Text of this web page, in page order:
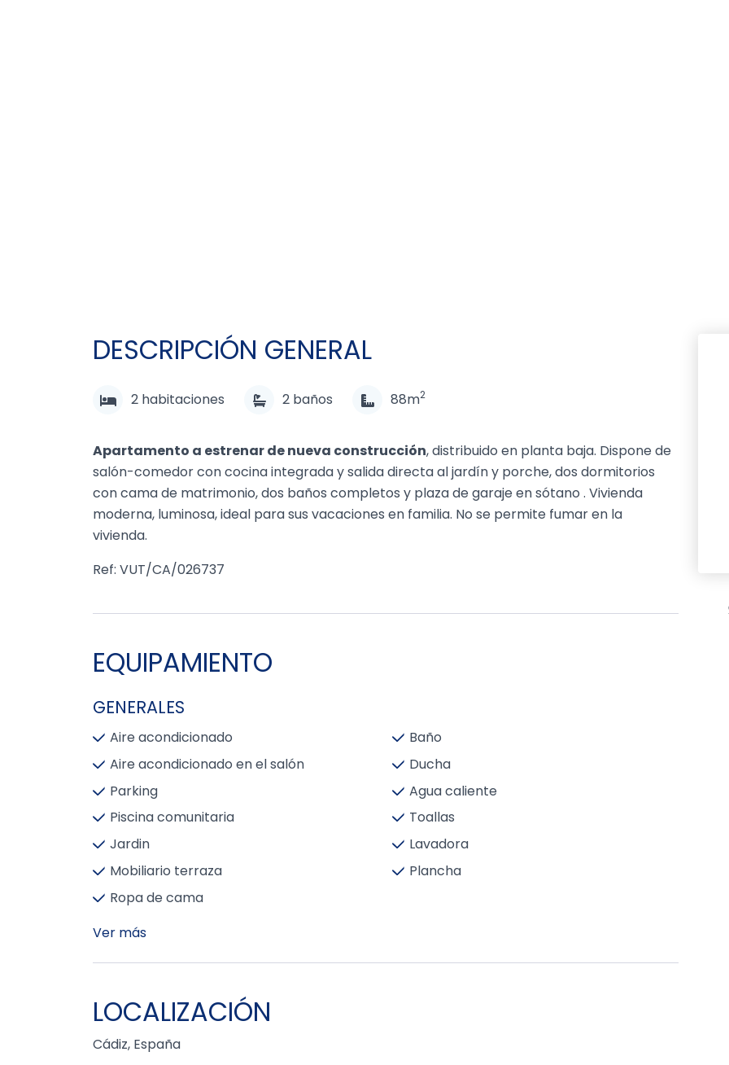
DESCRIPCIÓN GENERAL
2 habitaciones 2 baños 88m2
Apartamento a estrenar de nueva construcción, distribuido en planta baja. Dispone de
salón-comedor con cocina integrada y salida directa al jardín y porche, dos dormitorios
con cama de matrimonio, dos baños completos y plaza de garaje en sótano . Vivienda
moderna, luminosa, ideal para sus vacaciones en familia. No se permite fumar en la
vivienda.
Ref: VUT/CA/026737
EQUIPAMIENTO
GENERALES
Aire acondicionado
Aire acondicionado en el salón
Parking
Piscina comunitaria
Jardin
Mobiliario terraza
Ropa de cama
Baño
Ducha
Agua caliente
Toallas
Lavadora
Plancha
Ver más
LOCALIZACIÓN
Cádiz, España